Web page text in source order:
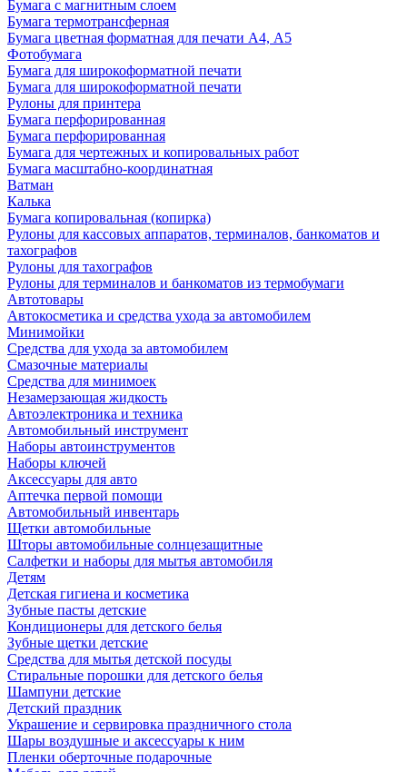
Бумага с магнитным слоем
Бумага термотрансферная
Бумага цветная форматная для печати А4, А5
Фотобумага
Бумага для широкоформатной печати
Бумага для широкоформатной печати
Рулоны для принтера
Бумага перфорированная
Бумага перфорированная
Бумага для чертежных и копировальных работ
Бумага масштабно-координатная
Ватман
Калька
Бумага копировальная (копирка)
Рулоны для кассовых аппаратов, терминалов, банкоматов и
тахографов
Рулоны для тахографов
Рулоны для терминалов и банкоматов из термобумаги
Автотовары
Автокосметика и средства ухода за автомобилем
Минимойки
Средства для ухода за автомобилем
Смазочные материалы
Средства для минимоек
Незамерзающая жидкость
Автоэлектроника и техника
Автомобильный инструмент
Наборы автоинструментов
Наборы ключей
Аксессуары для авто
Аптечка первой помощи
Автомобильный инвентарь
Щетки автомобильные
Шторы автомобильные солнцезащитные
Салфетки и наборы для мытья автомобиля
Детям
Детская гигиена и косметика
Зубные пасты детские
Кондиционеры для детского белья
Зубные щетки детские
Средства для мытья детской посуды
Стиральные порошки для детского белья
Шампуни детские
Детский праздник
Украшение и сервировка праздничного стола
Шары воздушные и аксессуары к ним
Пленки оберточные подарочные